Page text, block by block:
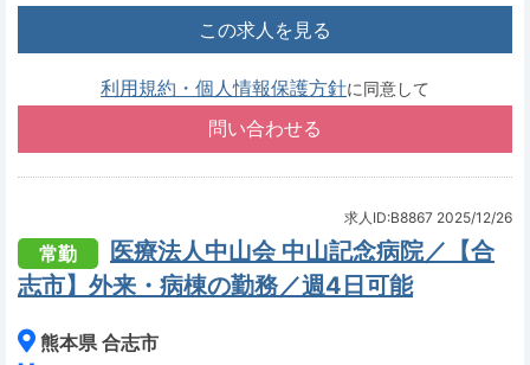
この求人を見る
利用規約・個人情報保護方針に同意して
求人ID:B8867 2025/12/26
常勤
医療法人中山会 中山記念病院／【合
志市】外来・病棟の勤務／週4日可能
熊本県 合志市